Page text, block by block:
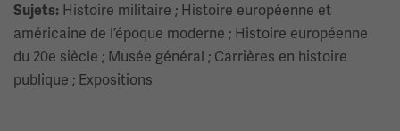
Sujets: Histoire militaire ; Histoire européenne et
américaine de l’époque moderne ; Histoire européenne
du 20e siècle ; Musée général ; Carrières en histoire
publique ; Expositions